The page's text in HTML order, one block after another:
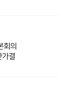
회의
가결